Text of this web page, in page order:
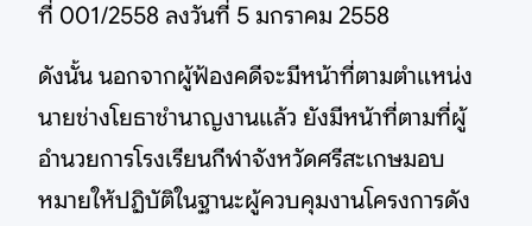
ที่ 001/2558 ลงวันที่ 5 มกราคม 2558
ดังนั้น นอกจากผู้ฟ้องคดีจะมีหน้าที่ตามตำแหน่ง
นายช่างโยธาชำนาญงานแล้ว ยังมีหน้าที่ตามที่ผู้
อำนวยการโรงเรียนกีฬาจังหวัดศรีสะเกษมอบ
หมายให้ปฏิบัติในฐานะผู้ควบคุมงานโครงการดัง